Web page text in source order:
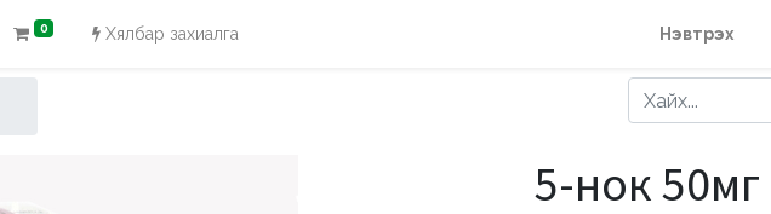
0 Хялбар захиалга Нэвтрэх
5-нок